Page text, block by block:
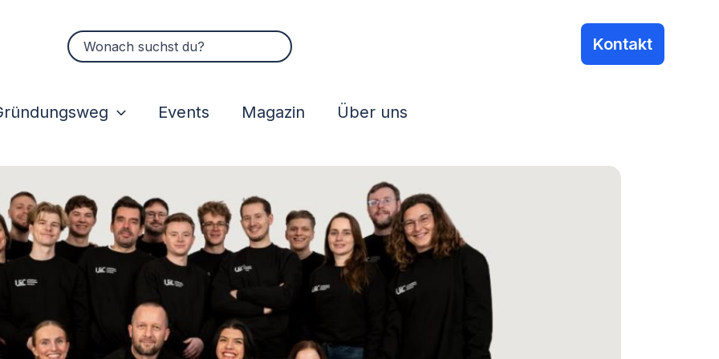
Suchen
nach:
Events Magazin Über uns
Kontakt